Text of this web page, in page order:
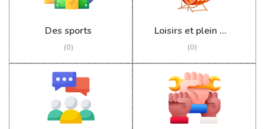
Des sports
(0)
Loisirs et plein air
(0)